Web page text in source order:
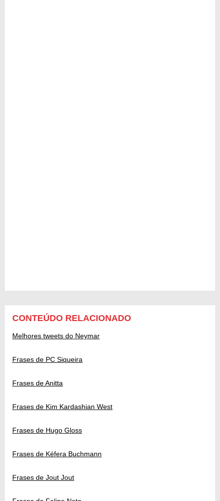
CONTEÚDO RELACIONADO
Melhores tweets do Neymar
Frases de PC Siqueira
Frases de Anitta
Frases de Kim Kardashian West
Frases de Hugo Gloss
Frases de Kéfera Buchmann
Frases de Jout Jout